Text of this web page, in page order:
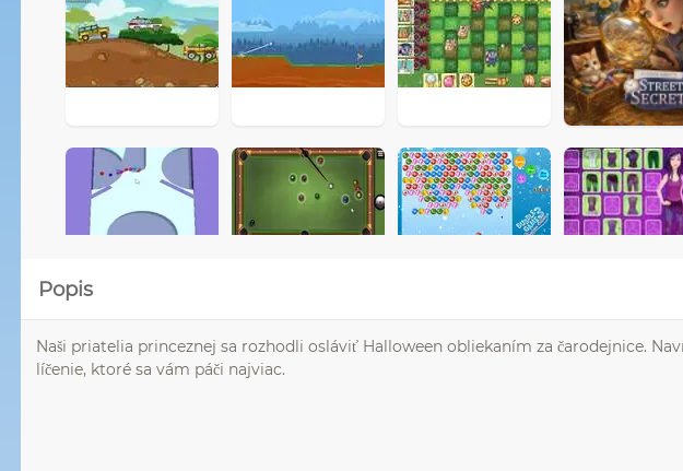
Popis
Naši priatelia princeznej sa rozhodli osláviť Halloween obliekaním za čarodejnice.
líčenie, ktoré sa vám páči najviac.